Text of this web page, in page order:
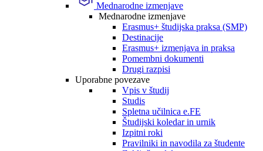
Mednarodne izmenjave
Mednarodne izmenjave
Erasmus+ študijska praksa (SMP)
Destinacije
Erasmus+ izmenjava in praksa
Pomembni dokumenti
Drugi razpisi
Uporabne povezave
Vpis v študij
Studis
Spletna učilnica e.FE
Študijski koledar in urnik
Izpitni roki
Pravilniki in navodila za študente